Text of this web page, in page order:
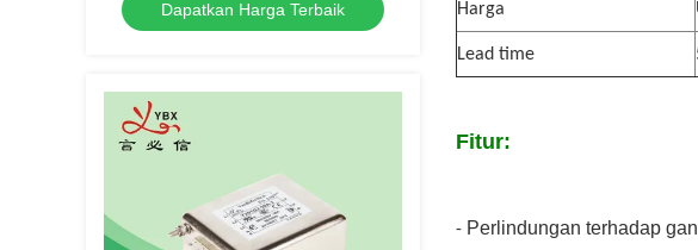
Dapatkan Harga Terbaik Harga
Lead time
Fitur:
- Perlindungan terhadap